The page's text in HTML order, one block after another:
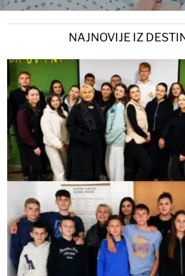
NAJNOVIJE IZ